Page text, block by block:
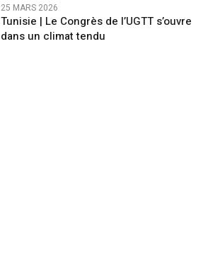
25 MARS 2026
Tunisie | Le Congrès de l’UGTT s’ouvre
dans un climat tendu